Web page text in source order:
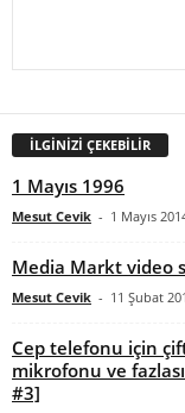
İLGİNİZİ ÇEKEBİLİR
1 Mayıs 1996
Mesut Cevik - 1 Mayıs
Media Markt video
Mesut Cevik - 11 Şubat
Cep telefonu için
mikrofonu ve
#3]